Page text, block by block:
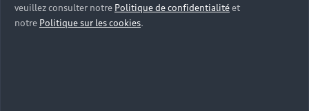
veuillez consulter notre Politique de confidentialitéet
notre Politique sur les cookies.